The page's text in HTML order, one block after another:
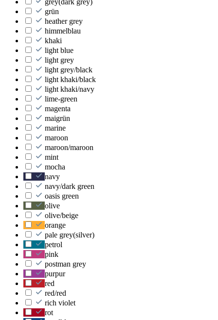
grün
heather grey
himmelblau
khaki
light blue
light grey
light grey/black
light khaki/black
light khaki/navy
lime-green
magenta
maigrün
marine
maroon
maroon/maroon
mint
mocha
navy
navy/dark green
oasis green
olive
olive/beige
orange
pale grey(silver)
petrol
pink
postman grey
purpur
red
red/red
rich violet
rot